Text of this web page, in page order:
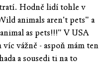
Hodně lidí tohle v
animals aren't pets" a
as pets!!!" V USA
vážně - aspoň mám ten
a sousedi ti na to